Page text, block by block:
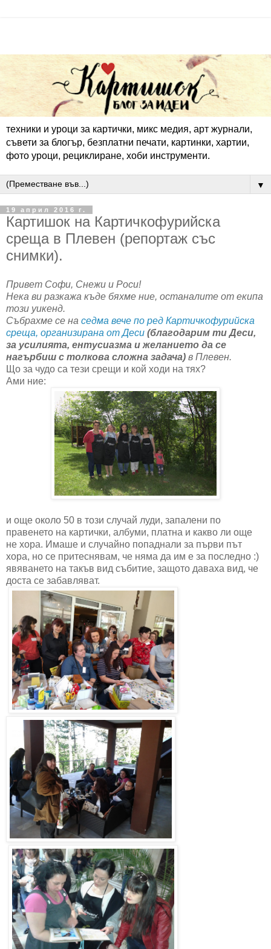
техники и уроци за картички, микс медия, арт журнали,
съвети за блогър, безплатни печати, картинки, хартии,
фото уроци, рециклиране, хоби инструменти.
▼
19 април 2016 г.
Картишок на Картичкофурийска
среща в Плевен (репортаж със
снимки).
Привет Софи, Снежи и Роси!
Нека ви разкажа къде бяхме ние, останалите от екипа
този уикенд.
Събрахме се на седма вече по ред Картичкофурийска
среща, организирана от Деси (благодарим ти Деси,
за усилията, ентусиазма и желанието да се
нагърбиш с толкова сложна задача) в Плевен.
Що за чудо са тези срещи и кой ходи на тях?
Ами ние:
и още около 50 в този случай луди, запалени по
правенето на картички, албуми, платна и какво ли още
не хора. Имаше и случайно попаднали за първи път
хора, но се притеснявам, че няма да им е за последно :)
явяването на такъв вид събитие, защото даваха вид, че
доста се забавляват.